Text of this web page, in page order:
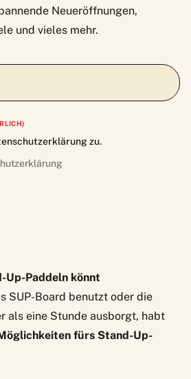
Neueröffnungen,
und vieles mehr.
zu.
Up-Paddeln könnt
SUP-Board benutzt oder die
als eine Stunde ausborgt, habt
fürs Stand-Up-